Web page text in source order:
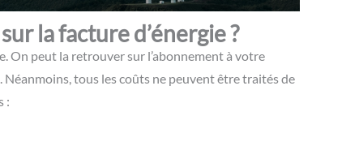
la facture d’énergie ?
On peut la retrouver sur l’abonnement à votre
tous les coûts ne peuvent être traités de
: